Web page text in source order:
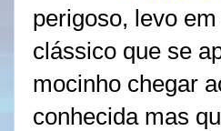
perigoso, levo
clássico que se
mocinho chegar
conhecida mas